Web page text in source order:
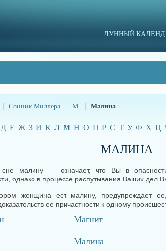
ЛУННЫЙ
Сонник Миллера М Малина
Д Е Ж З И К Л М Н О П Р С Т У Ф Х Ц
МАЛИНА
сне малину — означает, что Вы в
однако в процессе распутывания Ваших дел
женщина ест малину, предупреждает
ее причастности к одному
Магнит
Малина